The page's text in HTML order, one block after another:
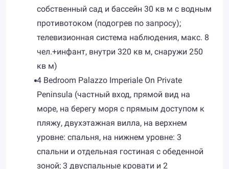
собственный сад и бассейн 30 кв м с водным
противотоком (подогрев по запросу);
телевизионная система наблюдения, макс. 8
чел.+инфант, внутри 320 кв м, снаружи 250
кв м)
4 Bedroom Palazzo Imperiale On Private
Peninsula (частный вход, прямой вид на
море, на берегу моря с прямым доступом к
пляжу, двухэтажная вилла, на верхнем
уровне: спальня, на нижнем уровне: 3
спальни и отдельная гостиная с обеденной
зоной; 3 двуспальные кровати и 2